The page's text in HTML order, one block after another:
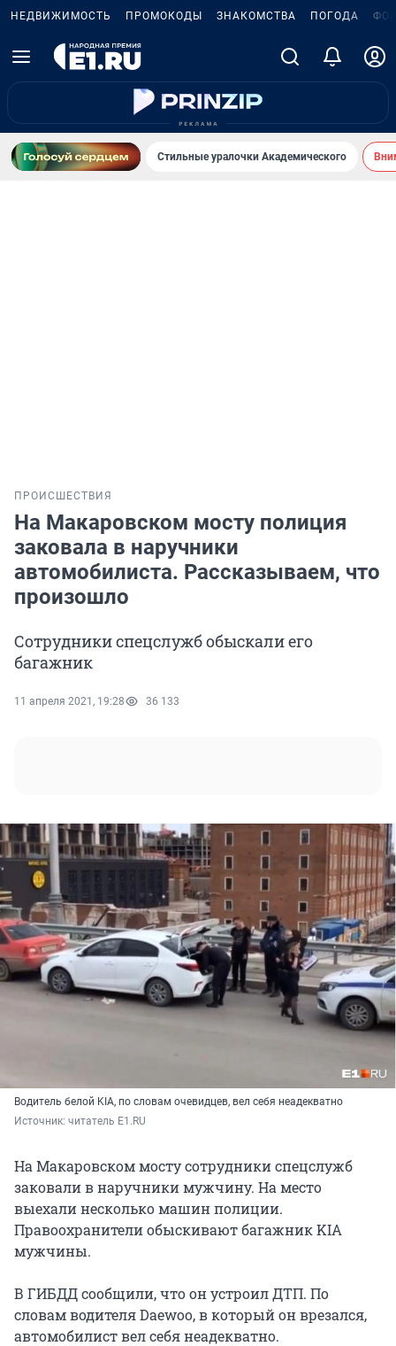
НЕДВИЖИМОСТЬ ПРОМОКОДЫ ЗНАКОМСТВА ПОГОДА
Стильные уралочки Академического
ПРОИСШЕСТВИЯ
На Макаровском мосту полиция
заковала в наручники
автомобилиста. Рассказываем, что
произошло
Сотрудники спецслужб обыскали его
багажник
11 апреля 2021, 19:28 36 133
Водитель белой KIA, по словам очевидцев, вел себя неадекватно
Источник: читатель Е1.RU
На Макаровском мосту сотрудники спецслужб
заковали в наручники мужчину. На место
выехали несколько машин полиции.
Правоохранители обыскивают багажник KIA
мужчины.
В ГИБДД сообщили, что он устроил ДТП. По
словам водителя Daewoo, в который он врезался,
автомобилист вел себя неадекватно.